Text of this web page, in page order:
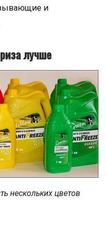
и
лучше
нескольких цветов